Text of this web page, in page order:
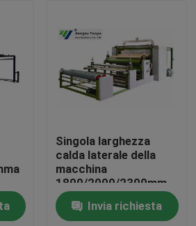
Singola larghezza
calda laterale della
macchina
1800/2000/2300mm
della laminazione del
tessuto della fiamma
Invia richiesta